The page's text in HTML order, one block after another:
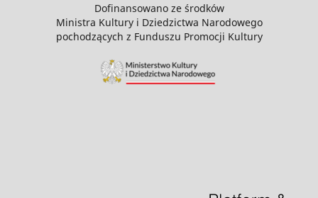
Dofinansowano ze środków
Ministra Kultury i Dziedzictwa Narodowego
pochodzących z Funduszu Promocji Kultury